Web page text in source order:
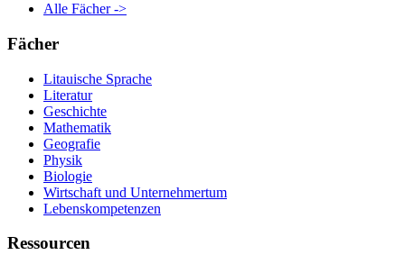
Alle Fächer ->
Fächer
Litauische Sprache
Literatur
Geschichte
Mathematik
Geografie
Physik
Biologie
Wirtschaft und Unternehmertum
Lebenskompetenzen
Ressourcen